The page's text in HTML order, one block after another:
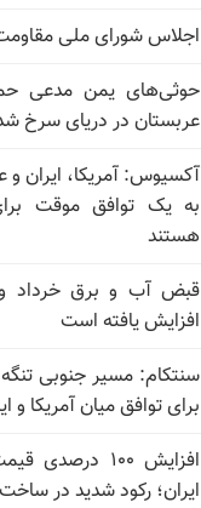
اجلاس شورای ملی
حوثی‌های یمن مدعی
عربستان در دریای سرخ
آکسیوس: آمریکا، ایران
به یک توافق موقت
هستند
افزایش یافته است
سنتکام: مسیر جنوبی
برای توافق میان آمریکا و
افزایش ۱۰۰
ایران؛ رکود شدید در